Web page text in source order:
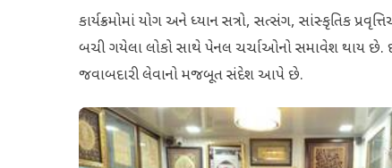
કાર્યક્રમોમાં યોગ અને ધ્યાન સત્રો, સત્સંગ, સાંસ્કૃતિક
બચી ગયેલા લોકો સાથે પેનલ ચર્ચાઓનો સમાવેશ થાય છે. દરેક
જવાબદારી લેવાનો મજબૂત સંદેશ આપે છે.